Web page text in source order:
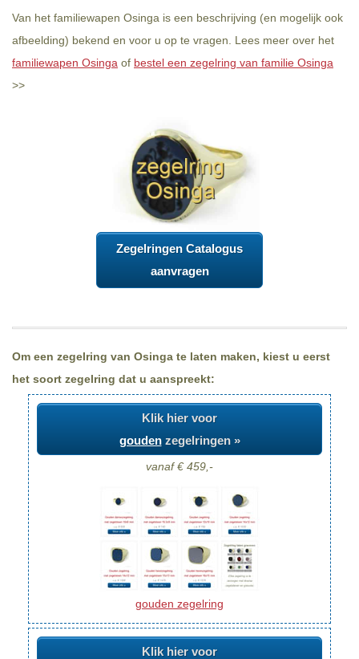
Van het familiewapen Osinga is een beschrijving (en mogelijk ook
afbeelding) bekend en voor u op te vragen. Lees meer over het
familiewapen Osinga of bestel een zegelring van familie Osinga
>>
Zegelringen Catalogus
aanvragen
Om een zegelring van Osinga te laten maken, kiest u eerst
het soort zegelring dat u aanspreekt:
Klik hier voor
goudenzegelringen »
vanaf € 459,-
gouden zegelring
Klik hier voor